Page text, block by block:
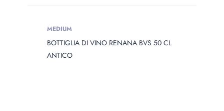
MEDIUM
BOTTIGLIA DI VINO RENANA BVS 50 CL
ANTICO